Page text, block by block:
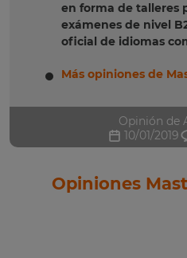
en forma de talleres
exámenes de nivel
oficial de idiomas
Más opiniones de
Opinión de
10/01/2019
Opiniones